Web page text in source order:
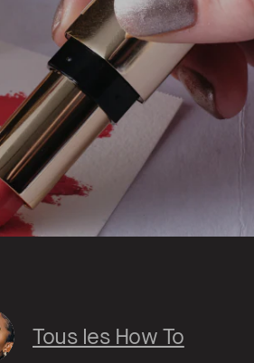
Tous les How To